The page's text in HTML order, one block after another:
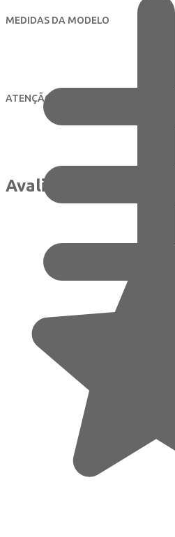
MEDIDAS DA MODELO
ATENÇÃO ÀS CORES
Avaliações de clientes